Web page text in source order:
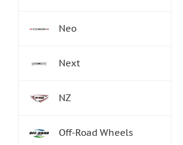
Neo
Next
NZ
Off-Road Wheels